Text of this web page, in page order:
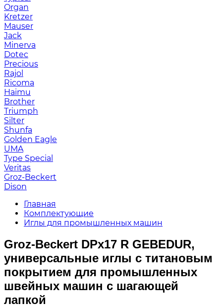
Organ
Kretzer
Mauser
Jack
Minerva
Dotec
Precious
Rajol
Ricoma
Haimu
Brother
Triumph
Silter
Shunfa
Golden Eagle
UMA
Type Special
Veritas
Groz-Beckert
Dison
Главная
Комплектующие
Иглы для промышленных машин
Groz-Beckert DPx17 R GEBEDUR,
универсальные иглы с титановым
покрытием для промышленных
швейных машин с шагающей
лапкой